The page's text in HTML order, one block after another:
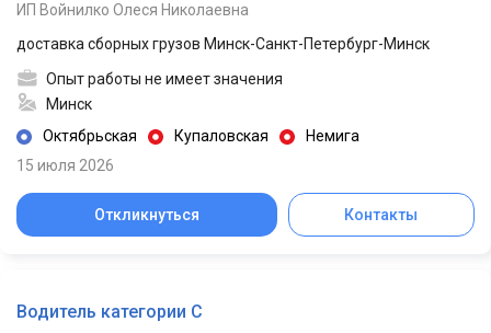
ИП Войнилко Олеся Николаевна
доставка сборных грузов Минск-Санкт-Петербург-Минск
Опыт работы не имеет значения
Минск
Октябрьская
Купаловская
Немига
15 июля 2026
Откликнуться Контакты
Водитель категории C